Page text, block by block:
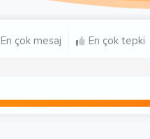
En çok mesaj En çok tepki